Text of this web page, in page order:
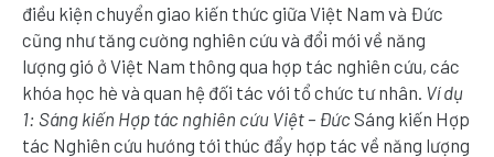
điều kiện chuyển giao kiến thức giữa Việt Nam và Đức
cũng như tăng cường nghiên cứu và đổi mới về năng
lượng gió ở Việt Nam thông qua hợp tác nghiên cứu, các
khóa học hè và quan hệ đối tác với tổ chức tư nhân. Ví dụ
1: Sáng kiến Hợp tác nghiên cứu Việt – ĐứcSáng kiến Hợp
tác Nghiên cứu hướng tới thúc đẩy hợp tác về năng lượng